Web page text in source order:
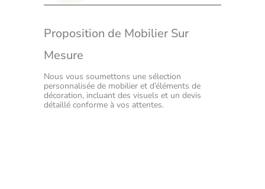
Proposition de Mobilier Sur
Mesure
Nous vous soumettons une sélection
personnalisée de mobilier et d’éléments de
décoration, incluant des visuels et un devis
détaillé conforme à vos attentes.